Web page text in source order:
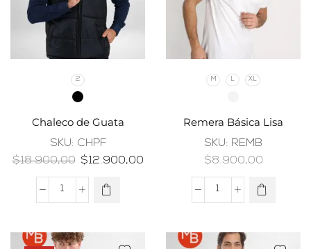
2
Chaleco de Guata
SKU: CHPF
$18.900,00 $12.900,00
M L XL
Remera Básica Lisa
SKU: REMB
$8.900,00